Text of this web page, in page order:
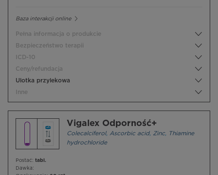
Baza interakcji online
Pełna informacja o produkcie
Bezpieczeństwo terapii
ICD-10
Ceny/refundacja
Ulotka przylekowa
Inne
Vigalex Odporność+
Colecalciferol, Ascorbic acid, Zinc, Thiamine
hydrochloride
Postać: tabl.
Dawka: